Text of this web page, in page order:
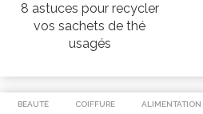
8 astuces pour recycler
vos sachets de thé
usagés
BEAUTÉ COIFFURE ALIMENTATION